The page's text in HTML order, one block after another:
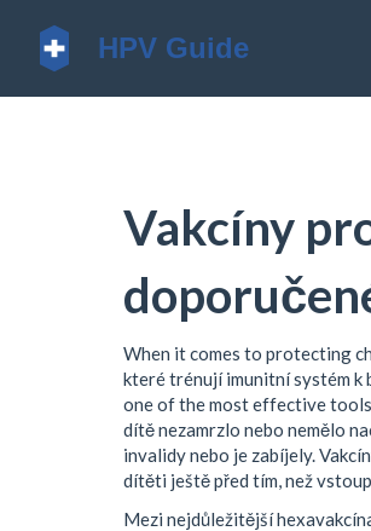
Vakcíny
When it comes to protecting
které trénují imunitní systém k
one of the most effective tools
dítě nezamrzlo nebo nemělo
invalidy nebo je zabíjely.
dítěti ještě před tím, než
Mezi nejdůležitější